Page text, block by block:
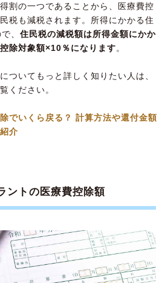
割の一つであることから、医療費控
税も減税されます。所得にかかる住
、 住民税の減税額は所得金額にかか
除対象額×10％になります。
ついてもっと詳しく知りたい人は、
ください。
でいくら戻る？ 計算方法や還付金額
介
ントの医療費控除額